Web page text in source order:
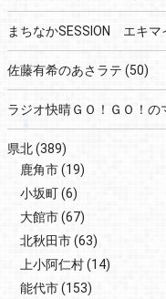
まちなかSESSION エキマ
佐藤有希のあさラテ (50)
ラジオ快晴ＧＯ！ＧＯ！の
県北(389)
鹿角市(19)
小坂町(6)
大館市(67)
北秋田市(63)
上小阿仁村(14)
能代市(153)